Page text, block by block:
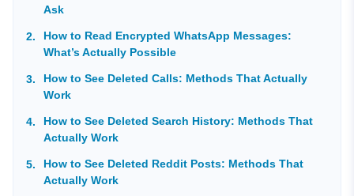
Ask
How to Read Encrypted WhatsApp Messages:
What’s Actually Possible
How to See Deleted Calls: Methods That Actually
Work
How to See Deleted Search History: Methods That
Actually Work
How to See Deleted Reddit Posts: Methods That
Actually Work